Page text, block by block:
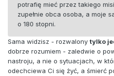
potrafię mieć przez takiego
zupełnie obca osoba, a moje
o 180 stopni.
Sama widzisz - rozwalony tylko
dobrze rozumiem - zaledwie o
nastroju, a nie o sytuacjach, w
odechciewa Ci się żyć, a śmierć